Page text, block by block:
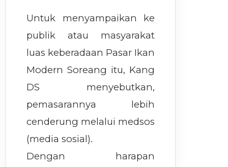
Untuk menyampaikan ke
publik atau masyarakat
luas keberadaan Pasar Ikan
Modern Soreang itu, Kang
DS menyebutkan,
pemasarannya lebih
cenderung melalui medsos
(media sosial).
Dengan harapan